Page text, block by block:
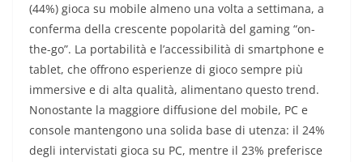
(44%) gioca su mobile almeno una volta a settimana, a
conferma della crescente popolarità del gaming “on-
the-go”. La portabilità e l’accessibilità di smartphone e
tablet, che offrono esperienze di gioco sempre più
immersive e di alta qualità, alimentano questo trend.
Nonostante la maggiore diffusione del mobile, PC e
console mantengono una solida base di utenza: il 24%
degli intervistati gioca su PC, mentre il 23% preferisce